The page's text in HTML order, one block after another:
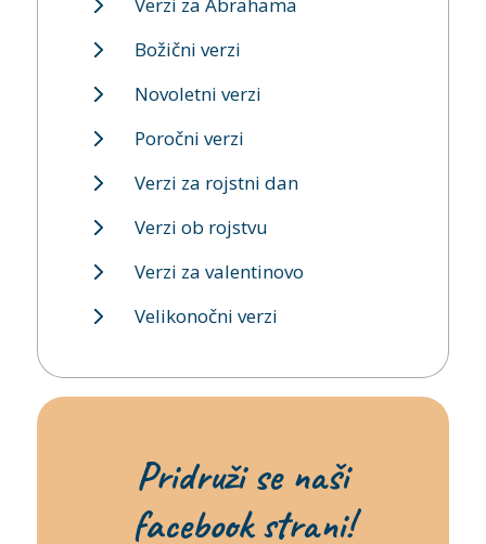
Božični verzi
Novoletni verzi
Poročni verzi
Verzi za rojstni dan
Verzi ob rojstvu
Verzi za valentinovo
Velikonočni verzi
Pridruži se naši
facebook strani!